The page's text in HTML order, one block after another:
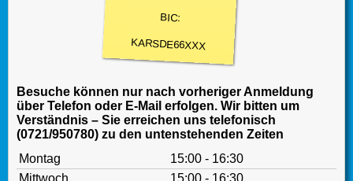
BIC:
KARSDE66XXX
Besuche können nur nach vorheriger Anmeldung
über Telefon oder E-Mail erfolgen. Wir bitten um
Verständnis – Sie erreichen uns telefonisch
(0721/950780) zu den untenstehenden Zeiten
Montag
15:00 - 16:30
Mittwoch
15:00 - 16:30